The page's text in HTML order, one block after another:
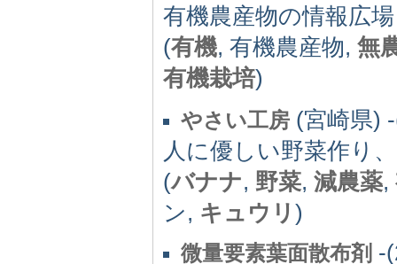
有機農産物の情報広場
(有機, 有機農産物, 無
有機栽培)
やさい工房 (宮崎県)
人に優しい野菜作り
(バナナ, 野菜, 減農薬,
ン, キュウリ )
微量要素葉面散布剤 -